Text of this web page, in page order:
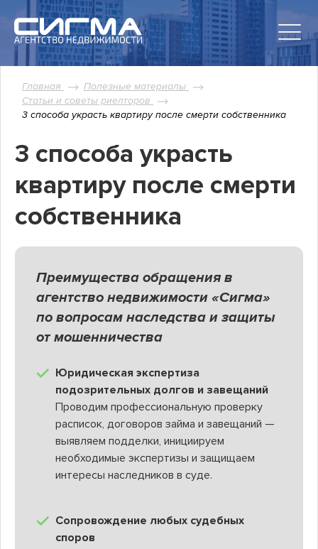
Главная
Полезные материалы
Статьи и советы риелторов
3 способа украсть квартиру после смерти собственника
3 способа украсть
квартиру после смерти
собственника
Преимущества обращения в
агентство недвижимости «Сигма»
по вопросам наследства и защиты
от мошенничества
Юридическая экспертиза
подозрительных долгов и завещаний
Проводим профессиональную проверку
расписок, договоров займа и завещаний —
выявляем подделки, инициируем
необходимые экспертизы и защищаем
интересы наследников в суде.
Сопровождение любых судебных
споров